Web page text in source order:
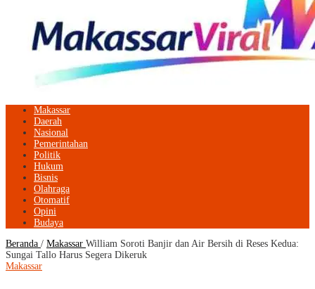
Makassar
Daerah
Nasional
Pemerintahan
Politik
Hukum
Bisnis
Olahraga
Otomatif
Opini
Budaya
Beranda / Makassar William Soroti Banjir dan Air Bersih di Reses Kedua:
Sungai Tallo Harus Segera Dikeruk
Makassar